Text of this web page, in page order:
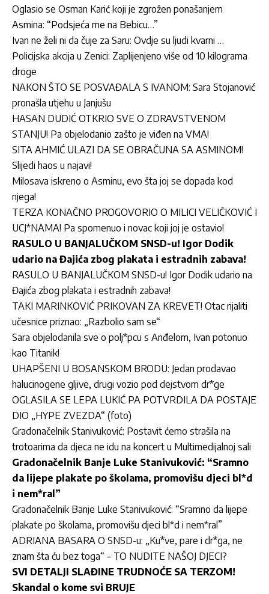
Oglasio se Osman Karić koji je zgrožen ponašanjem
Asmina: “Podsjeća me na Bebicu…”
Ivan ne želi ni da čuje za Saru: Ovdje su ljudi kvarni …
Policijska akcija u Zenici: Zaplijenjeno više od 10 kilograma
droge
NAKON ŠTO SE POSVAĐALA S IVANOM: Sara Stojanović
pronašla utjehu u Janjušu
HASAN DUDIĆ OTKRIO SVE O ZDRAVSTVENOM
STANJU! Pa objelodanio zašto je viđen na VMA!
SITA AHMIĆ ULAZI DA SE OBRAČUNA SA ASMINOM!
Slijedi haos u najavi!
Milosava iskreno o Asminu, evo šta joj se dopada kod
njega!
TERZA KONAČNO PROGOVORIO O MILICI VELIČKOVIĆ I
UCJ*NAMA! Pa spomenuo i novac koji joj je ostavio!
RASULO U BANJALUČKOM SNSD-u! Igor Dodik
udario na Đajića zbog plakata i estradnih zabava!
RASULO U BANJALUČKOM SNSD-u! Igor Dodik udario na
Đajića zbog plakata i estradnih zabava!
TAKI MARINKOVIĆ PRIKOVAN ZA KREVET! Otac rijaliti
učesnice priznao: „Razbolio sam se“
Sara objelodanila sve o polj*pcu s Anđelom, Ivan potonuo
kao Titanik!
UHAPŠENI U BOSANSKOM BRODU: Jedan prodavao
halucinogene gljive, drugi vozio pod dejstvom dr*ge
OGLASILA SE LEPA LUKIĆ PA POTVRDILA DA POSTAJE
DIO „HYPE ZVEZDA“ (foto)
Gradonačelnik Stanivuković: Postavit ćemo strašila na
trotoarima da djeca ne idu na koncert u Multimedijalnoj sali
Gradonačelnik Banje Luke Stanivuković: “Sramno
da lijepe plakate po školama, promovišu djeci bl*d
i nem*ral”
Gradonačelnik Banje Luke Stanivuković: “Sramno da lijepe
plakate po školama, promovišu djeci bl*d i nem*ral”
ADRIANA BASARA O SNSD-u: „Ku*ve, pare i dr*ga, ne
znam šta ću bez toga“ – TO NUDITE NAŠOJ DJECI?
SVI DETALJI SLAĐINE TRUDNOĆE SA TERZOM!
Skandal o kome svi BRUJE